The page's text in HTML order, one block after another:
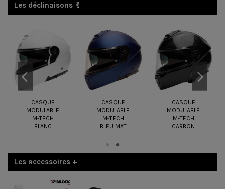
Les déclinaisons ✌︎
CASQUE
MODULABLE
M-TECH
BLANC
CASQUE
MODULABLE
M-TECH
BLEU MAT
CASQUE
MODULABLE
M-TECH
CARBON
Les accessoires +